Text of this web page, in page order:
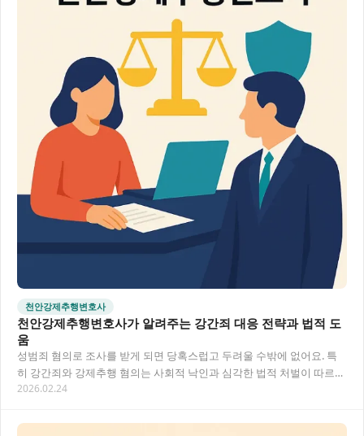
천안강제추행변호사
천안강제추행변호사가 알려주는 강간죄 대응 전략과 법적 도
움
성범죄 혐의로 조사를 받게 되면 당혹스럽고 두려울 수밖에 없어요. 특
히 강간죄와 강제추행 혐의는 사회적 낙인과 심각한 법적 처벌이 따르는
만큼 초기 대응이 매우 중요합니다. 이 글…
2026.02.24